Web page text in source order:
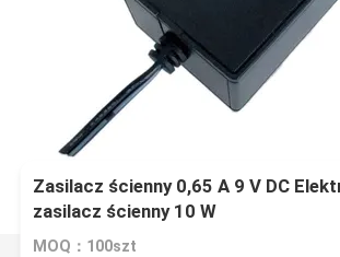
Zasilacz ścienny 0,65 A 9 V DC
zasilacz ścienny 10 W
MOQ：100szt